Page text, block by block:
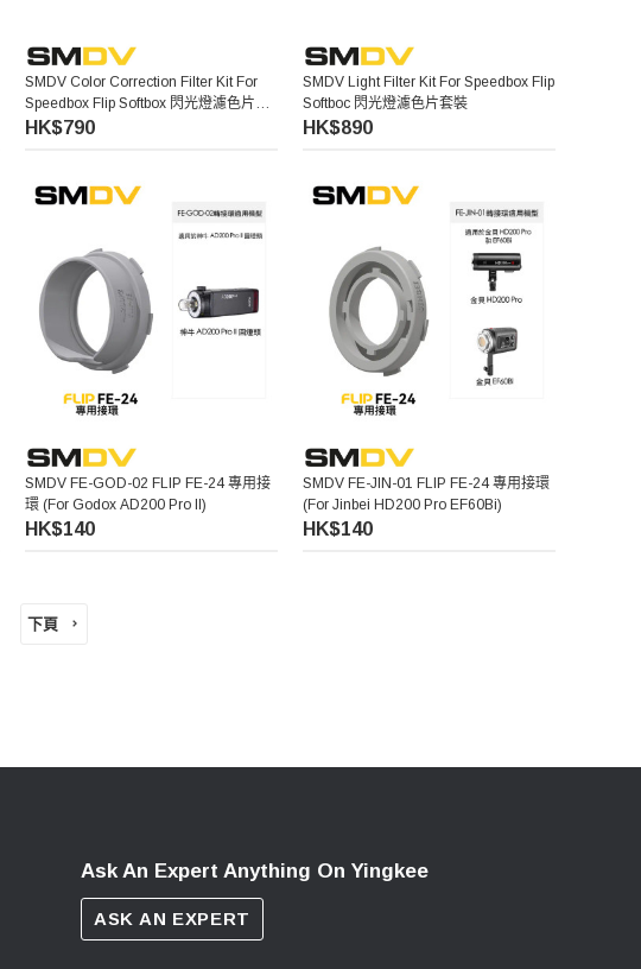
SMDV Color Correction Filter Kit For
Speedbox Flip Softbox 閃光燈濾色片套
裝
HK$790
SMDV Light Filter Kit For Speedbox Flip
Softboc 閃光燈濾色片套裝
HK$890
SMDV FE-GOD-02 FLIP FE-24 專用接
環 (For Godox AD200 Pro II)
HK$140
SMDV FE-JIN-01 FLIP FE-24 專用接環
(For Jinbei HD200 Pro EF60Bi)
HK$140
下頁
Ask An Expert Anything On Yingkee
ASK AN EXPERT